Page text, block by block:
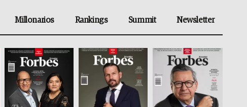
Millonarios Rankings Summit Newsletter